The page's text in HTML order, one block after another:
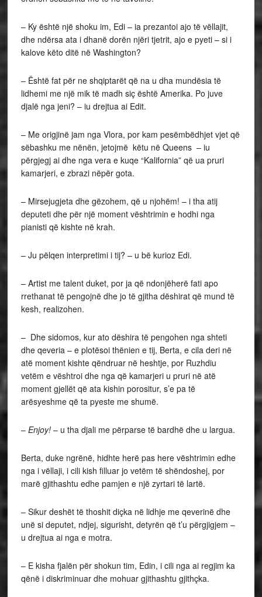
– Ky është një shoku im, Edi – ia prezantoi ajo të vëllajit,
dhe ndërsa ata i dhanë dorën njëri tjetrit, ajo e pyeti – si i
kalove këto ditë në Washington?
– Është fat për ne shqiptarët që na u dha mundësia të
lidhemi me një mik të madh siç është Amerika. Po juve
djalë nga jeni? – iu drejtua ai Edit.
– Me origjinë jam nga Vlora, por kam pesëmbëdhjet vjet që
sëbashku me nënën, jetojmë këtu në Queens – iu
përgjegj ai dhe nga vera e kuqe “Kalifornia” që ua pruri
kamarjeri, e zbrazi nëpër gota.
– Mirsejugjeta dhe gëzohem, që u njohëm! – i tha atij
deputeti dhe për një moment vështrimin e hodhi nga
pianisti që kishte në krah.
– Ju pëlqen interpretimi i tij? – u bë kurioz Edi.
– Artist me talent duket, por ja që ndonjëherë fati apo
rrethanat të pengojnë dhe jo të gjitha dëshirat që mund të
kesh, realizohen.
– Dhe sidomos, kur ato dëshira të pengohen nga shteti
dhe qeveria – e plotësoi thënien e tij, Berta, e cila deri në
atë moment kishte qëndruar në heshtje, por Ruzhdiu
vetëm e vështroi dhe nga që kamarjeri u pruri në atë
moment gjellët që ata kishin porositur, s’e pa të
arësyeshme që ta pyeste me shumë.
– Enjoy!– u tha djali me përparse të bardhë dhe u largua.
Berta, duke ngrënë, hidhte herë pas here vështrimin edhe
nga i vëllaji, i cili kish filluar jo vetëm të shëndoshej, por
marë gjithashtu edhe pamjen e një zyrtari të lartë.
– Sikur deshët të thoshit diçka në lidhje me qeverinë dhe
unë si deputet, ndjej, sigurisht, detyrën që t’u përgjigjem –
u drejtua ai nga e motra.
– E kisha fjalën për shokun tim, Edin, i cili nga ai regjim ka
qënë i diskriminuar dhe mohuar gjithashtu gjithçka.